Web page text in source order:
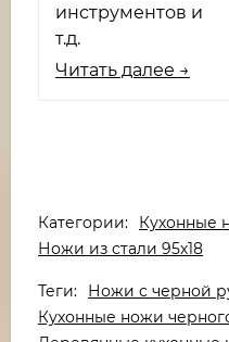
инструментов и
т.д.
Читать далее →
Категории:
Кухонные
Ножи из стали 95х18
Теги:
Ножи с черной
Кухонные ножи